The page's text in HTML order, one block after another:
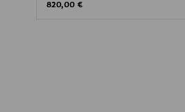
Original Price
820,00 €